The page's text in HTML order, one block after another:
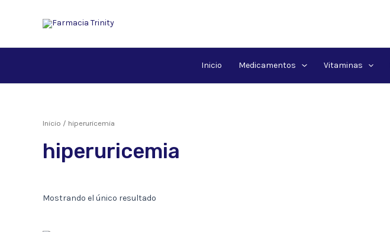
Inicio Medicamentos Vitaminas
Inicio / hiperuricemia
hiperuricemia
Mostrando el único resultado